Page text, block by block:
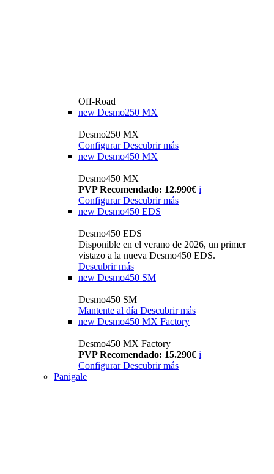
Off-Road
new Desmo250 MX
Desmo250 MX
Configurar Descubrir más
new Desmo450 MX
Desmo450 MX
PVP Recomendado: 12.990€ i
Configurar Descubrir más
new Desmo450 EDS
Desmo450 EDS
Disponible en el verano de 2026, un primer
vistazo a la nueva Desmo450 EDS.
Descubrir más
new Desmo450 SM
Desmo450 SM
Mantente al día Descubrir más
new Desmo450 MX Factory
Desmo450 MX Factory
PVP Recomendado: 15.290€ i
Configurar Descubrir más
Panigale